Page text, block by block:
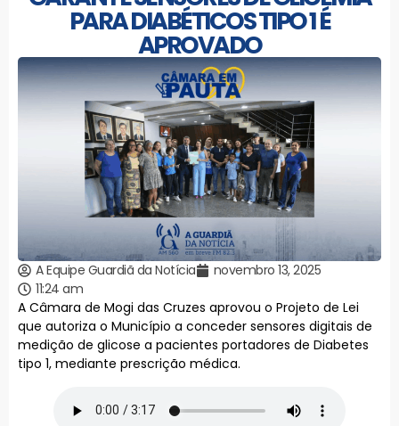
PARA DIABÉTICOS TIPO 1 É
APROVADO
A Equipe Guardiã da Notícia
novembro 13, 2025
11:24 am
A Câmara de Mogi das Cruzes aprovou o Projeto de Lei
que autoriza o Município a conceder sensores digitais de
medição de glicose a pacientes portadores de Diabetes
tipo 1, mediante prescrição médica.